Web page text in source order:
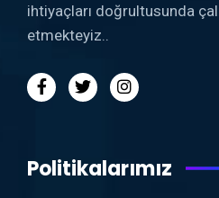
ihtiyaçları doğrultusunda
etmekteyiz..
Politikalarımız